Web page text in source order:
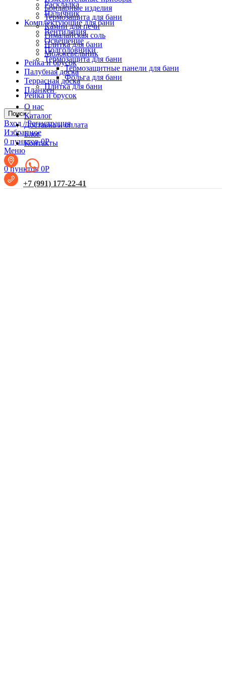
Раскладка
Наличник
Комплектующие для бани
Вентиляция
Освещение
Подголовники
Термозащита для бани
Термозащитные панели для бани
Фольга для бани
Плитка для бани
Рейка и брусок
Поиск
Вход / Регистрация
Избранное
0 пунктов 0Р
Меню
0пунктов 0Р
Бондарные изделия
Термозащита для бани
Камни для печи
Гималайская соль
Плитка для бани
Можжевельник
Рейка и брусок
Палубная доска
Террасная доска
Планкен
О нас
Каталог
Доставка и оплата
Блог
Контакты
+7 (991) 177-22-41